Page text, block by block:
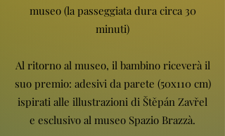
museo (la passeggiata dura circa 30
minuti)
Al ritorno al museo, il bambino riceverà il
suo premio: adesivi da parete (50x110 cm)
ispirati alle illustrazioni di Štěpán Zavřel
e esclusivo al museo Spazio Brazzà.